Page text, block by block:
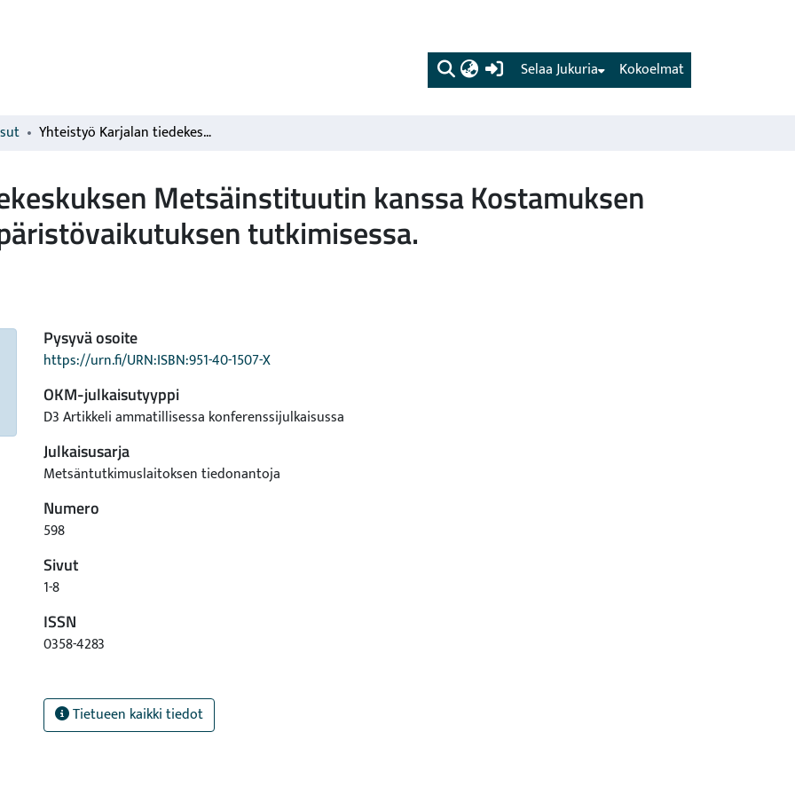
(current) Kokoelmat
Selaa Jukuria
Yhteistyö Karjalan tiedekeskuksen Metsäinstituutin kanssa Kostamuksen kaivoskombinaatin ympäristövaikutuksen tutkimisessa.
Metsäinstituutin kanssa Kostamuksen
tutkimisessa.
Pysyvä osoite
https://urn.fi/URN:ISBN:951-40-1507-X
OKM-julkaisutyyppi
D3 Artikkeli ammatillisessa konferenssijulkaisussa
Julkaisusarja
Metsäntutkimuslaitoksen tiedonantoja
Numero
598
Sivut
1-8
ISSN
0358-4283
Tietueen kaikki tiedot